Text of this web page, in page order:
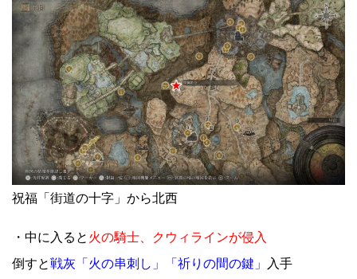
祝福「街道の十字」から北西
・中に入ると 火の騎士、クウィラインが侵入
倒すと戦灰「火の串刺し」「祈りの間の鍵」 入手